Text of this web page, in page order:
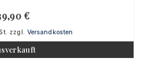
€
zzgl. Versandkosten